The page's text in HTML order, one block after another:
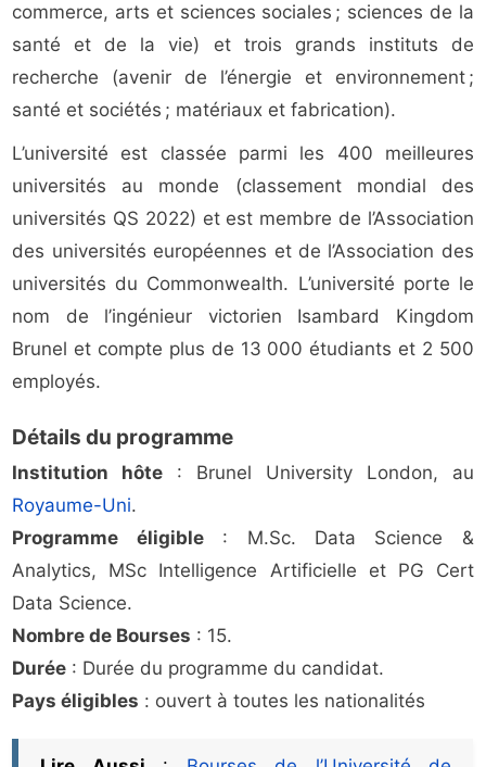
commerce, arts et sciences sociales ; sciences de la
santé et de la vie) et trois grands instituts de
recherche (avenir de l’énergie et environnement ;
santé et sociétés ; matériaux et fabrication).
L’université est classée parmi les 400 meilleures
universités au monde (classement mondial des
universités QS 2022) et est membre de l’Association
des universités européennes et de l’Association des
universités du Commonwealth. L’université porte le
nom de l’ingénieur victorien Isambard Kingdom
Brunel et compte plus de 13 000 étudiants et 2 500
employés.
Détails du programme
Institution hôte : Brunel University London, au
Royaume-Uni.
Programme éligible: M.Sc. Data Science &
Analytics, MSc Intelligence Artificielle et PG Cert
Data Science.
Nombre de Bourses : 15.
Durée : Durée du programme du candidat.
Pays éligibles : ouvert à toutes les nationalités